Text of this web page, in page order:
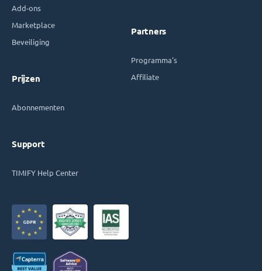
Add-ons
Marketplace
Beveiliging
Prijzen
Abonnementen
Support
TIMIFY Help Center
Partners
Programma's
Affiliate